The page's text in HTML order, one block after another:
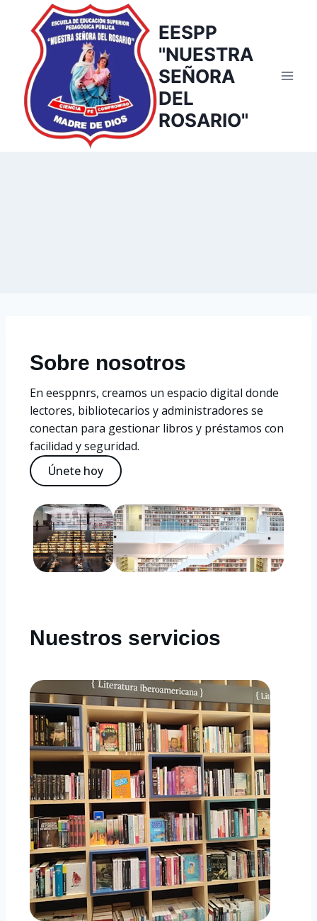
EESPP
"NUESTRA
SEÑORA
DEL
ROSARIO"
Sobre nosotros
En eesppnrs, creamos un espacio digital donde
lectores, bibliotecarios y administradores se
conectan para gestionar libros y préstamos con
facilidad y seguridad.
Únete hoy
Nuestros servicios